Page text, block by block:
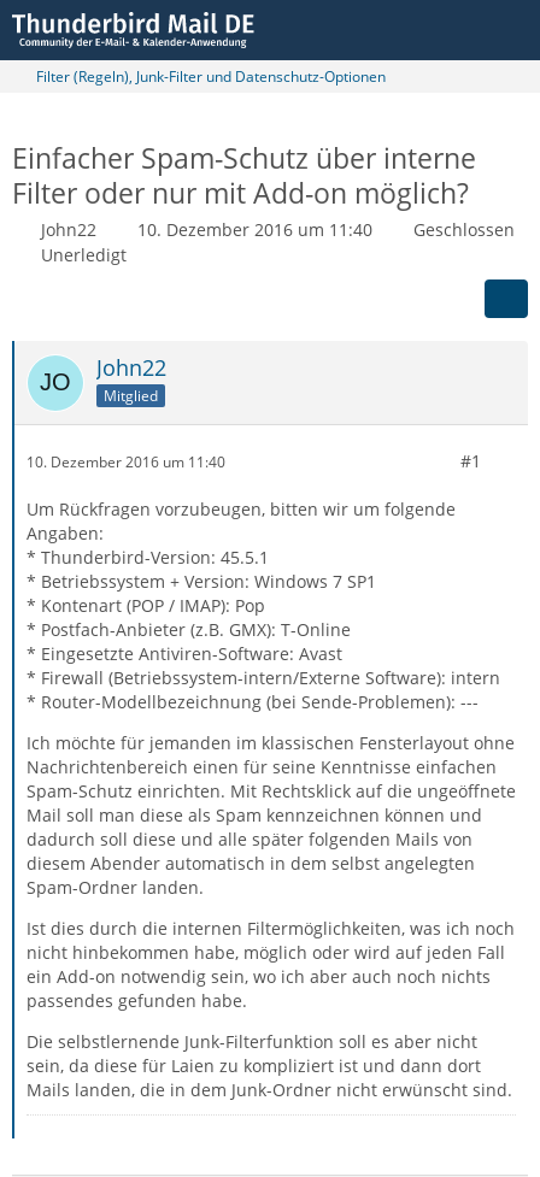
Filter (Regeln), Junk-Filter und Datenschutz-Optionen
Einfacher Spam-Schutz über interne
Filter oder nur mit Add-on möglich?
John22 10. Dezember 2016 um 11:40
Geschlossen
Unerledigt
John22
Mitglied
10. Dezember 2016 um 11:40 #1
Um Rückfragen vorzubeugen, bitten wir um folgende
Angaben:
* Thunderbird-Version: 45.5.1
* Betriebssystem + Version: Windows 7 SP1
* Kontenart (POP / IMAP): Pop
* Postfach-Anbieter (z.B. GMX): T-Online
* Eingesetzte Antiviren-Software: Avast
* Firewall (Betriebssystem-intern/Externe Software): intern
* Router-Modellbezeichnung (bei Sende-Problemen): ---
Ich möchte für jemanden im klassischen Fensterlayout ohne
Nachrichtenbereich einen für seine Kenntnisse einfachen
Spam-Schutz einrichten. Mit Rechtsklick auf die ungeöffnete
Mail soll man diese als Spam kennzeichnen können und
dadurch soll diese und alle später folgenden Mails von
diesem Abender automatisch in dem selbst angelegten
Spam-Ordner landen.
Ist dies durch die internen Filtermöglichkeiten, was ich noch
nicht hinbekommen habe, möglich oder wird auf jeden Fall
ein Add-on notwendig sein, wo ich aber auch noch nichts
passendes gefunden habe.
Die selbstlernende Junk-Filterfunktion soll es aber nicht
sein, da diese für Laien zu kompliziert ist und dann dort
Mails landen, die in dem Junk-Ordner nicht erwünscht sind.